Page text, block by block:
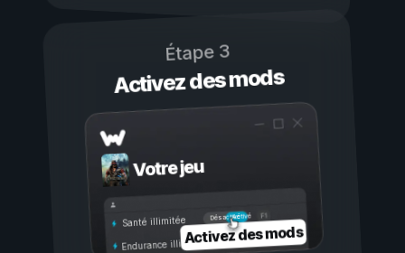
Étape 3
Activez des mods
Votre jeu
Activé
Désactivé
Santé illimitée
Endurance illimitéeActivez des mods